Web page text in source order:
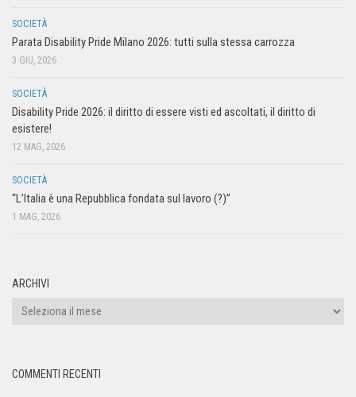
SOCIETÀ
Parata Disability Pride Milano 2026: tutti sulla stessa carrozza
3 GIU, 2026
SOCIETÀ
Disability Pride 2026: il diritto di essere visti ed ascoltati, il diritto di
esistere!
12 MAG, 2026
SOCIETÀ
“L’Italia è una Repubblica fondata sul lavoro (?)”
1 MAG, 2026
ARCHIVI
COMMENTI RECENTI